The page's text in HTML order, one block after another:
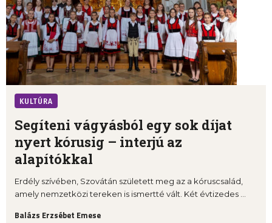
KULTÚRA
Segíteni vágyásból egy sok díjat
nyert kórusig – interjú az
alapítókkal
Erdély szívében, Szovátán született meg az a kóruscsalád,
amely nemzetközi tereken is ismertté vált. Két évtizedes ...
Balázs Erzsébet Emese